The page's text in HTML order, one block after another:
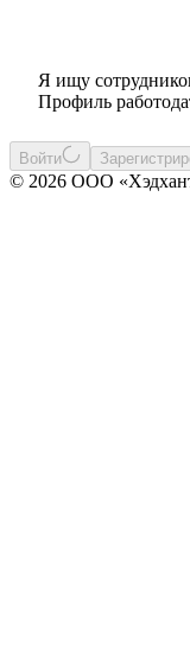
Я ищу
Профиль
Войти
© 2026 ООО